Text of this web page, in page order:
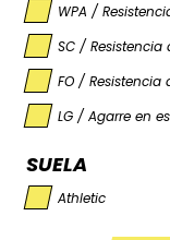
WPA /
SC /
FO /
LG / Agarre en
SUELA
Athletic